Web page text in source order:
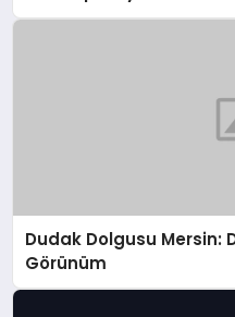
Dudak Dolgusu Mersin:
Görünüm